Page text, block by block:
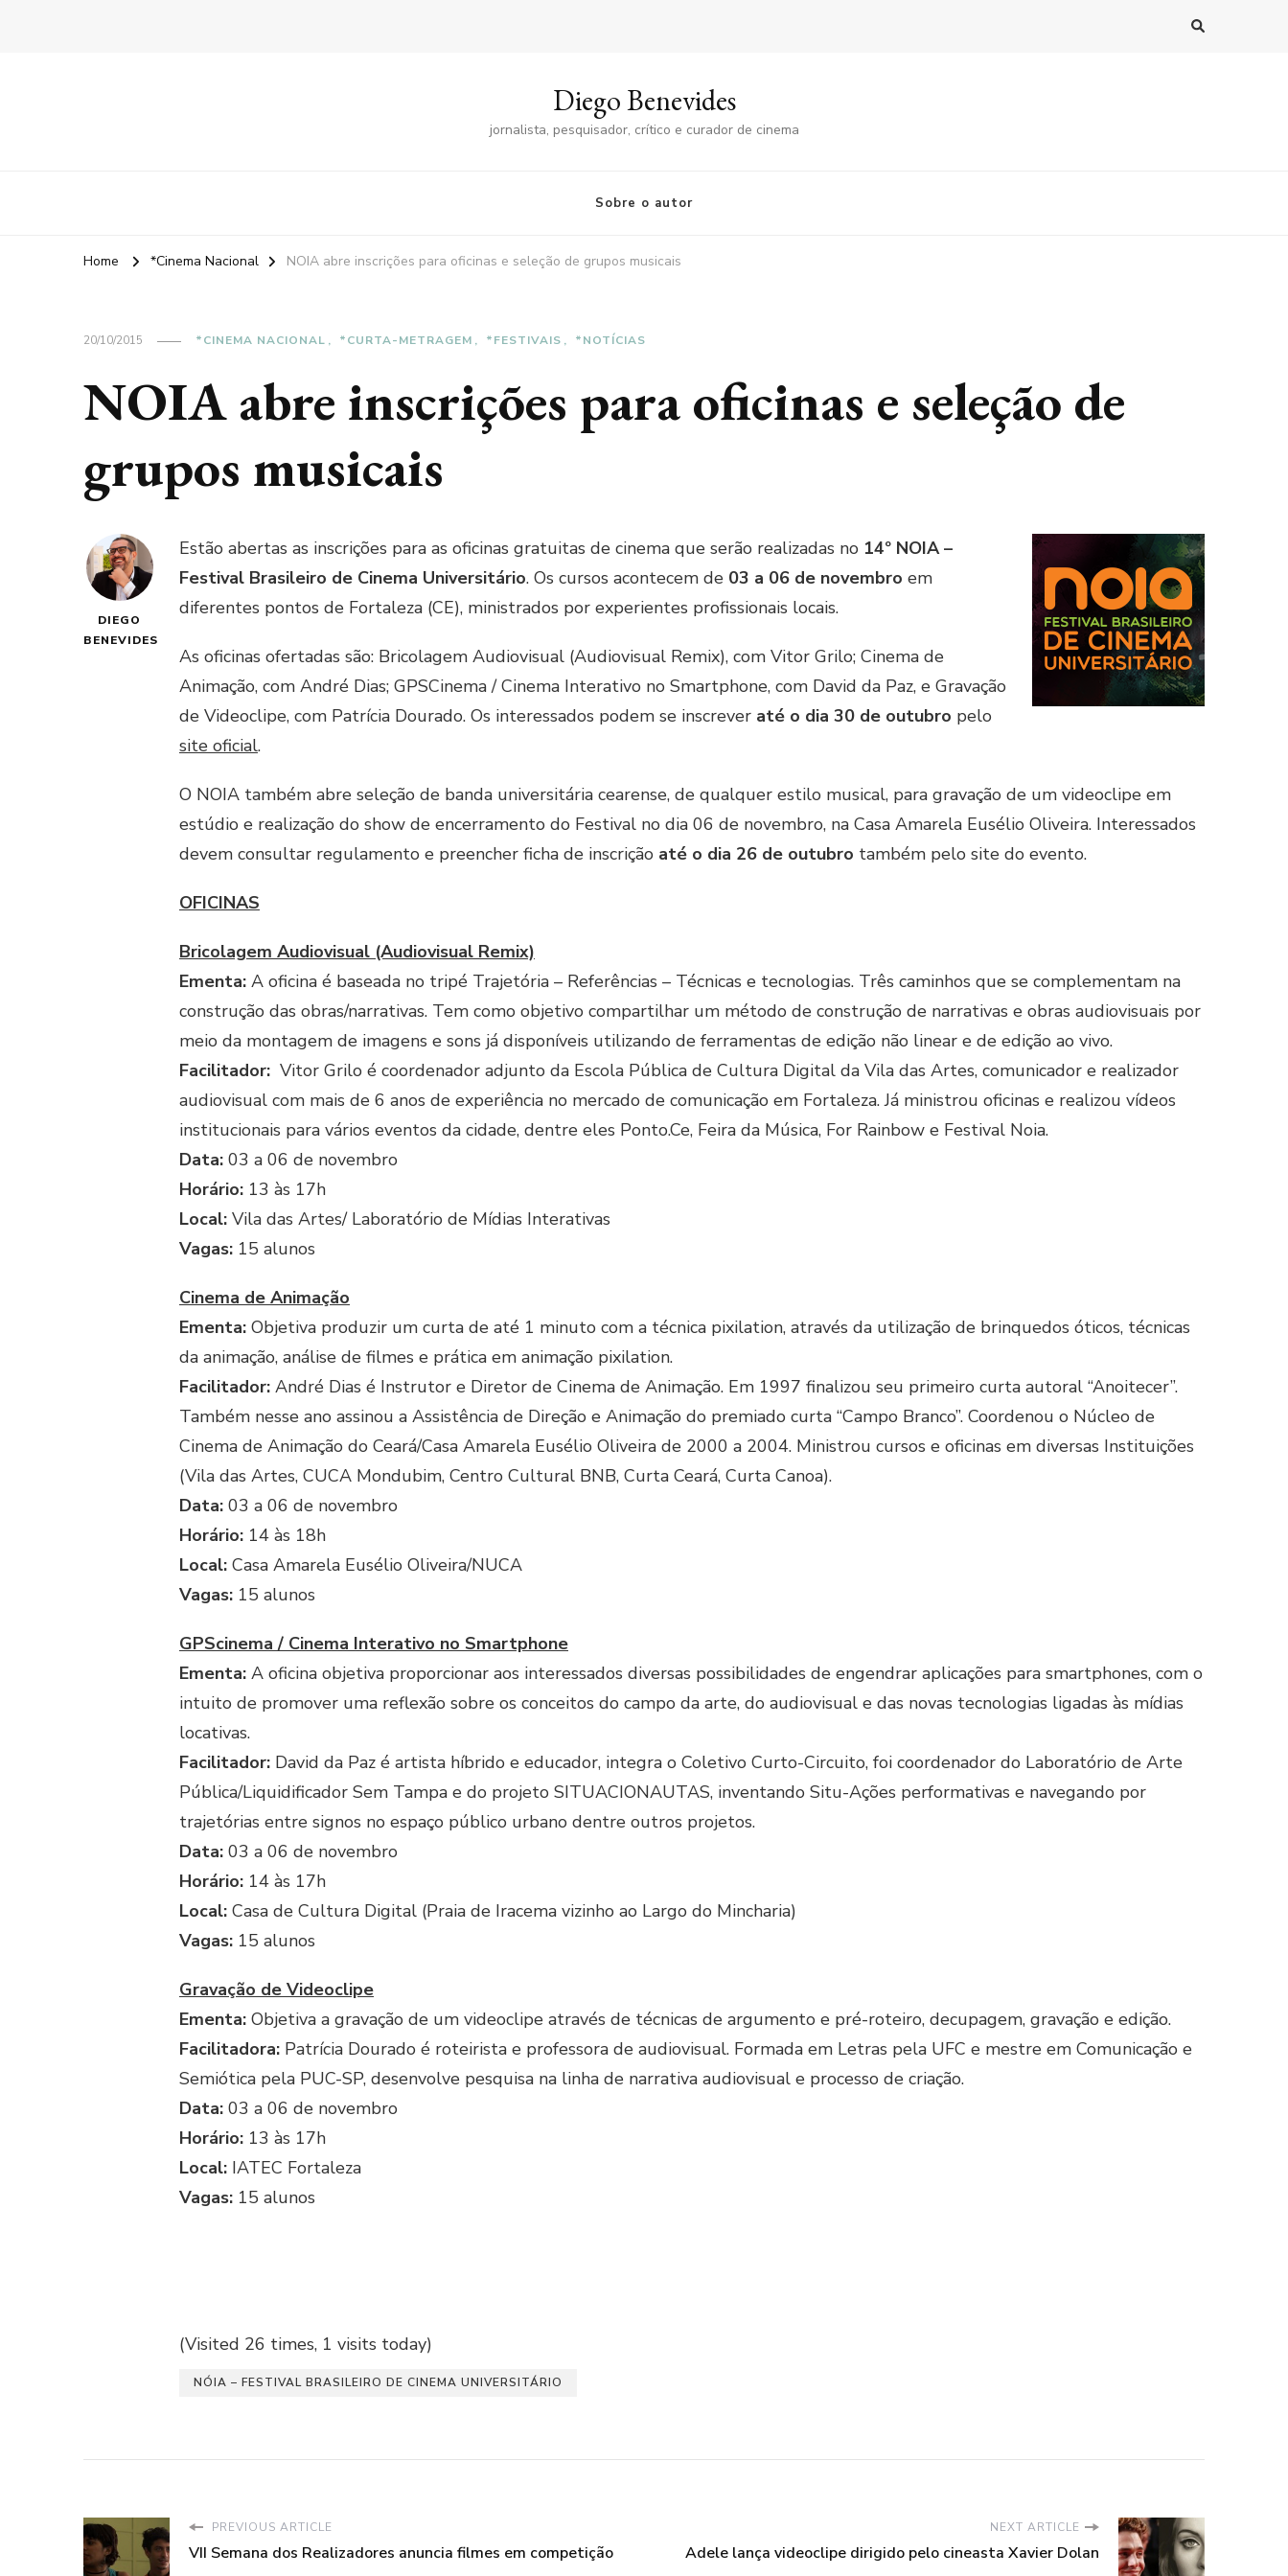
Diego Benevides
jornalista, pesquisador, crítico e curador de cinema
Sobre o autor
Home *Cinema Nacional NOIA abre inscrições para oficinas e seleção de grupos musicais
20/10/2015 *CINEMA NACIONAL *CURTA-METRAGEM *FESTIVAIS *NOTÍCIAS
NOIA abre inscrições para oficinas e seleção de
grupos musicais
DIEGO
BENEVIDES
Estão abertas as inscrições para as oficinas gratuitas de cinema que serão realizadas no 14º NOIA –
Festival Brasileiro de Cinema Universitário. Os cursos acontecem de 03 a 06 de novembro em
diferentes pontos de Fortaleza (CE), ministrados por experientes profissionais locais.
As oficinas ofertadas são: Bricolagem Audiovisual (Audiovisual Remix), com Vitor Grilo; Cinema de
Animação, com André Dias; GPSCinema / Cinema Interativo no Smartphone, com David da Paz, e Gravação
de Videoclipe, com Patrícia Dourado. Os interessados podem se inscrever até o dia 30 de outubro pelo
site oficial.
O NOIA também abre seleção de banda universitária cearense, de qualquer estilo musical, para gravação de um videoclipe em
estúdio e realização do show de encerramento do Festival no dia 06 de novembro, na Casa Amarela Eusélio Oliveira. Interessados
devem consultar regulamento e preencher ficha de inscrição até o dia 26 de outubro também pelo site do evento.
OFICINAS
Bricolagem Audiovisual (Audiovisual Remix)
Ementa: A oficina é baseada no tripé Trajetória – Referências – Técnicas e tecnologias. Três caminhos que se complementam na
construção das obras/narrativas. Tem como objetivo compartilhar um método de construção de narrativas e obras audiovisuais por
meio da montagem de imagens e sons já disponíveis utilizando de ferramentas de edição não linear e de edição ao vivo.
Facilitador: Vitor Grilo é coordenador adjunto da Escola Pública de Cultura Digital da Vila das Artes, comunicador e realizador
audiovisual com mais de 6 anos de experiência no mercado de comunicação em Fortaleza. Já ministrou oficinas e realizou vídeos
institucionais para vários eventos da cidade, dentre eles Ponto.Ce, Feira da Música, For Rainbow e Festival Noia.
Data: 03 a 06 de novembro
Horário: 13 às 17h
Local: Vila das Artes/ Laboratório de Mídias Interativas
Vagas: 15 alunos
Cinema de Animação
Ementa: Objetiva produzir um curta de até 1 minuto com a técnica pixilation, através da utilização de brinquedos óticos, técnicas
da animação, análise de filmes e prática em animação pixilation.
Facilitador: André Dias é Instrutor e Diretor de Cinema de Animação. Em 1997 finalizou seu primeiro curta autoral “Anoitecer”.
Também nesse ano assinou a Assistência de Direção e Animação do premiado curta “Campo Branco”. Coordenou o Núcleo de
Cinema de Animação do Ceará/Casa Amarela Eusélio Oliveira de 2000 a 2004. Ministrou cursos e oficinas em diversas Instituições
(Vila das Artes, CUCA Mondubim, Centro Cultural BNB, Curta Ceará, Curta Canoa).
Data: 03 a 06 de novembro
Horário: 14 às 18h
Local: Casa Amarela Eusélio Oliveira/NUCA
Vagas: 15 alunos
GPScinema / Cinema Interativo no Smartphone
Ementa: A oficina objetiva proporcionar aos interessados diversas possibilidades de engendrar aplicações para smartphones, com o
intuito de promover uma reflexão sobre os conceitos do campo da arte, do audiovisual e das novas tecnologias ligadas às mídias
locativas.
Facilitador: David da Paz é artista híbrido e educador, integra o Coletivo Curto-Circuito, foi coordenador do Laboratório de Arte
Pública/Liquidificador Sem Tampa e do projeto SITUACIONAUTAS, inventando Situ-Ações performativas e navegando por
trajetórias entre signos no espaço público urbano dentre outros projetos.
Data: 03 a 06 de novembro
Horário: 14 às 17h
Local: Casa de Cultura Digital (Praia de Iracema vizinho ao Largo do Mincharia)
Vagas: 15 alunos
Gravação de Videoclipe
Ementa: Objetiva a gravação de um videoclipe através de técnicas de argumento e pré-roteiro, decupagem, gravação e edição.
Facilitadora: Patrícia Dourado é roteirista e professora de audiovisual. Formada em Letras pela UFC e mestre em Comunicação e
Semiótica pela PUC-SP, desenvolve pesquisa na linha de narrativa audiovisual e processo de criação.
Data: 03 a 06 de novembro
Horário: 13 às 17h
Local: IATEC Fortaleza
Vagas: 15 alunos
(Visited 26 times, 1 visits today)
NÓIA – FESTIVAL BRASILEIRO DE CINEMA UNIVERSITÁRIO
PREVIOUS ARTICLE
VII Semana dos Realizadores anuncia filmes em competição
NEXT ARTICLE
Adele lança videoclipe dirigido pelo cineasta Xavier Dolan